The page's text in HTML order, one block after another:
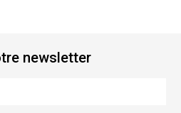
newsletter